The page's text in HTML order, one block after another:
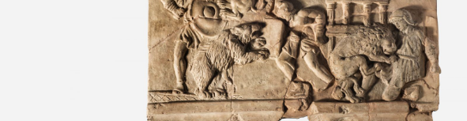
Procedencia desconocida, Colección Campana
siglo I d.C.
Parque del Anfiteatro Romano y Anticuario “Alda
Levi”, Milán